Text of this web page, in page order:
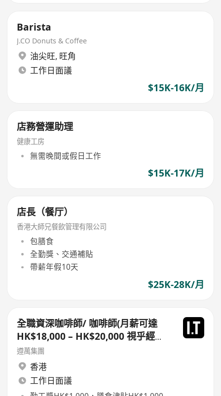
Barista
J.CO Donuts & Coffee
油尖旺, 旺角
工作日面議
$15K-16K/月
店務營運助理
健康工房
無需晚間或假日工作
$15K-17K/月
店長（餐厅）
香港大師兄餐飲管理有限公司
包膳食
全勤獎、交通補貼
帶薪年假10天
$25K-28K/月
全職資深咖啡師/ 咖啡師(月薪可達
HK$18,000 – HK$20,000 視乎經驗
及職位) （銅鑼灣希慎廣場新店開
幕）
遵萬集團
香港
工作日面議